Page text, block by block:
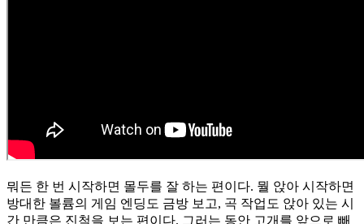
뭐든 한 번 시작하면 몰두를 잘 하는 편이다. 뭘 앉아 시작하면
방대한 볼륨의 게임 엔딩도 금방 보고, 곡 작업도 앉아 있는 시
간 만큼은 진척을 보는 편이다. 그러는 동안 고개를 앞으로 빼